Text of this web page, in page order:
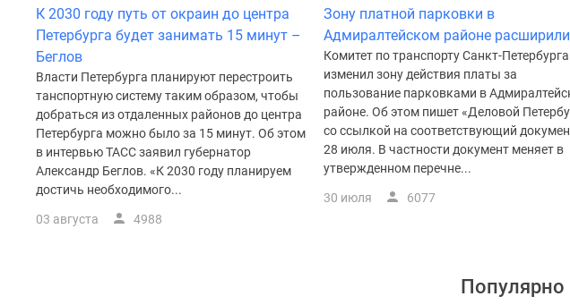
К 2030 году путь от окраин до центра
Петербурга будет занимать 15 минут –
Беглов
Власти Петербурга планируют перестроить
танспортную систему таким образом, чтобы
добраться из отдаленных районов до центра
Петербурга можно было за 15 минут. Об этом
в интервью ТАСС заявил губернатор
Александр Беглов. «К 2030 году планируем
достичь необходимого...
03 августа 4988
Зону платной парковки в
Адмиралтейском районе расширили
Комитет по транспорту Санкт-Петербурга
изменил зону действия платы за
пользование парковками в
районе. Об этом пишет «Деловой
со ссылкой на соответствующий
28 июля. В частности документ меняет в
утвержденном перечне...
30 июля 6077
Популярно